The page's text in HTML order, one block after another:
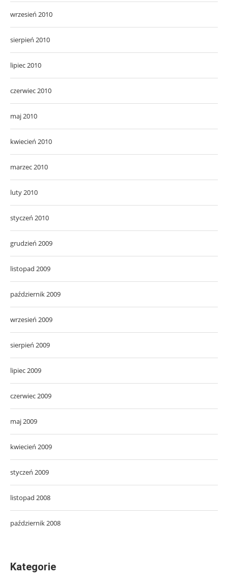
wrzesień 2010
sierpień 2010
lipiec 2010
czerwiec 2010
maj 2010
kwiecień 2010
marzec 2010
luty 2010
styczeń 2010
grudzień 2009
listopad 2009
październik 2009
wrzesień 2009
sierpień 2009
lipiec 2009
czerwiec 2009
maj 2009
kwiecień 2009
styczeń 2009
listopad 2008
październik 2008
Kategorie